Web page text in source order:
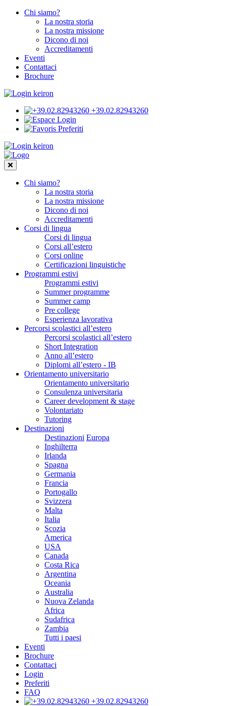
Chi siamo?
La nostra storia
La nostra missione
Dicono di noi
Accreditamenti
Eventi
Contattaci
Brochure
+39.02.82943260
Login
Preferiti
Chi siamo?
La nostra storia
La nostra missione
Dicono di noi
Accreditamenti
Corsi di lingua
Corsi di lingua
Corsi all’estero
Corsi online
Certificazioni linguistiche
Programmi estivi
Programmi estivi
Summer programme
Summer camp
Pre college
Esperienza lavorativa
Percorsi scolastici all’estero
Percorsi scolastici all’estero
Short Integration
Anno all’estero
Diplomi all’estero - IB
Orientamento universitario
Orientamento universitario
Consulenza universitaria
Career development & stage
Volontariato
Tutoring
Destinazioni
Destinazioni Europa
Inghilterra
Irlanda
Spagna
Germania
Francia
Portogallo
Svizzera
Malta
Italia
Scozia
America
USA
Canada
Costa Rica
Argentina
Oceania
Australia
Nuova Zelanda
Africa
Sudafrica
Zambia
Tutti i paesi
Eventi
Brochure
Contattaci
Login
Preferiti
FAQ
+39.02.82943260